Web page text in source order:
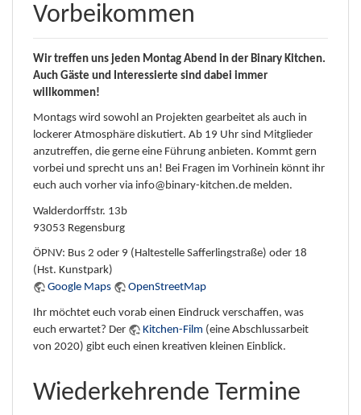
Vorbeikommen
Wir treffen uns jeden Montag Abend in der Binary Kitchen.
Auch Gäste und Interessierte sind dabei immer
willkommen!
Montags wird sowohl an Projekten gearbeitet als auch in
lockerer Atmosphäre diskutiert. Ab 19 Uhr sind Mitglieder
anzutreffen, die gerne eine Führung anbieten. Kommt gern
vorbei und sprecht uns an! Bei Fragen im Vorhinein könnt ihr
euch auch vorher via info@binary-kitchen.de melden.
Walderdorffstr. 13b
93053 Regensburg
ÖPNV: Bus 2 oder 9 (Haltestelle Safferlingstraße) oder 18
(Hst. Kunstpark)
Google Maps
OpenStreetMap
Ihr möchtet euch vorab einen Eindruck verschaffen, was
euch erwartet? Der
Kitchen-Film (eine Abschlussarbeit
von 2020) gibt euch einen kreativen kleinen Einblick.
Wiederkehrende Termine